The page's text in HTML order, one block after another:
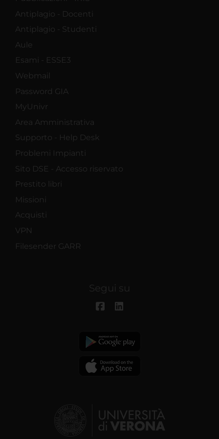
Antiplagio - Docenti
Antiplagio - Studenti
Aule
Esami - ESSE3
Webmail
Password GIA
MyUnivr
Area Amministrativa
Supporto - Help Desk
Problemi Impianti
Sito DSE - Accesso riservato
Prestito libri
Missioni
Acquisti
VPN
Filesender GARR
Segui su